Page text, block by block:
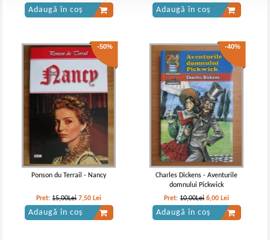
Adaugă în coș Adaugă în coș
-50%
Ponson du Terrail - Nancy
Pret:15,00Lei 7,50 Lei
Adaugă în coș
-40%
Charles Dickens - Aventurile
domnului Pickwick
Pret:10,00Lei 6,00 Lei
Adaugă în coș